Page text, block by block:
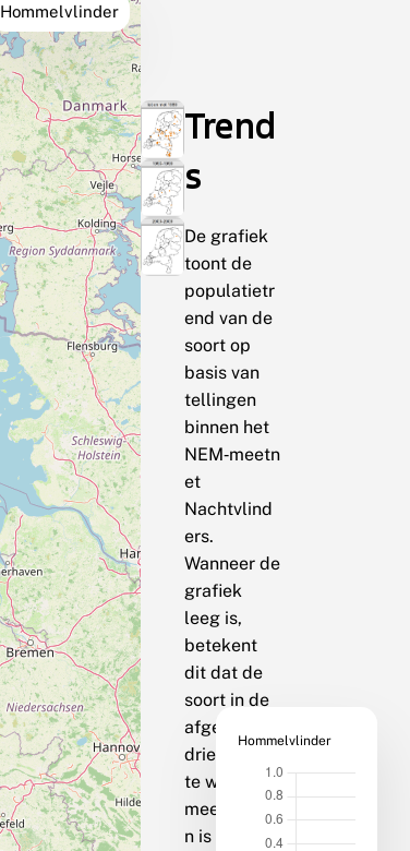
Hommelvlinder
Trend
s
De grafiek
toont de
populatietr
end van de
soort op
basis van
tellingen
binnen het
NEM‑meetn
et
Nachtvlind
ers.
Wanneer de
grafiek
leeg is,
betekent
dit dat de
soort in de
afgelopen
drie jaar op
te weinig
meetpunte
n is
Hommelvlinder